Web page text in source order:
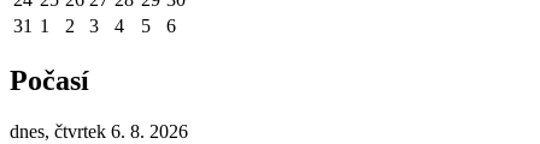
31 1 2 3 4 5 6
Počasí
dnes, čtvrtek 6. 8. 2026